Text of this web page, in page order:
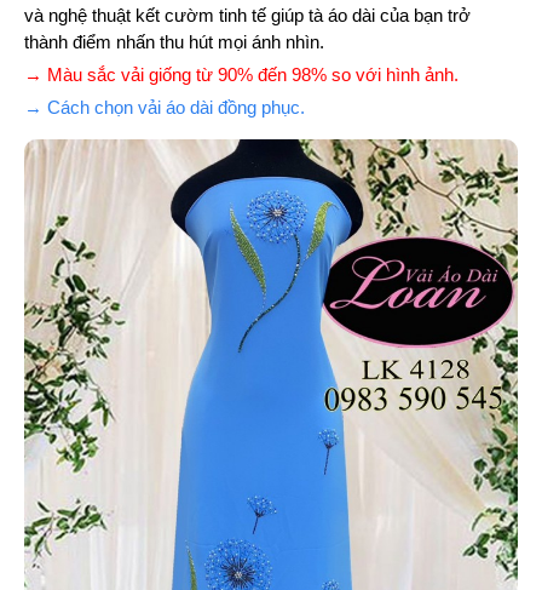
và nghệ thuật kết cườm tinh tế giúp tà áo dài của bạn trở
thành điểm nhấn thu hút mọi ánh nhìn.
→ Màu sắc vải giống từ 90% đến 98% so với hình ảnh.
→ Cách chọn vải áo dài đồng phục.